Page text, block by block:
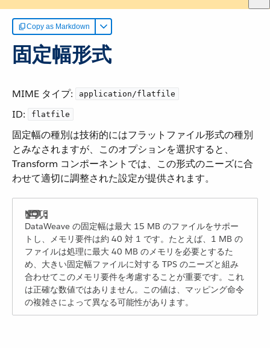
Copy as Markdown
固定幅形式
MIME タイプ: application/flatfile
ID: flatfile
固定幅の種別は技術的にはフラットファイル形式の種別
とみなされますが、このオプションを選択すると、
Transform コンポーネントでは、この形式のニーズに合
わせて適切に調整された設定が提供されます。
DataWeave の固定幅は最大 15 MB のファイルをサポー
トし、メモリ要件は約 40 対 1 です。たとえば、1 MB の
ファイルは処理に最大 40 MB のメモリを必要とするた
め、大きい固定幅ファイルに対する TPS のニーズと組み
合わせてこのメモリ要件を考慮することが重要です。これ
は正確な数値ではありません。この値は、マッピング命令
の複雑さによって異なる可能性があります。